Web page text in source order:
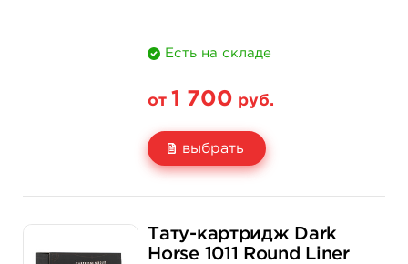
Есть на складе
от 1 700 руб.
выбрать
1 700 руб.
Тату-картридж Dark
Horse 1011 Round Liner